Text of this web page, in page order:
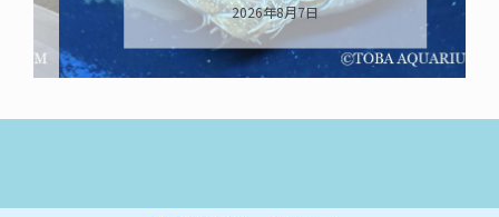
2026年8月7日